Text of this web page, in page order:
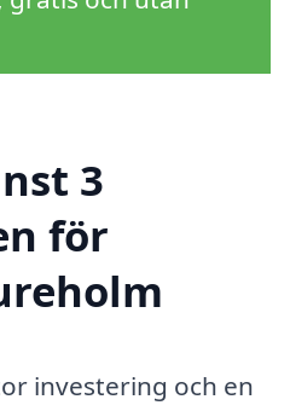
3
för
investering och en